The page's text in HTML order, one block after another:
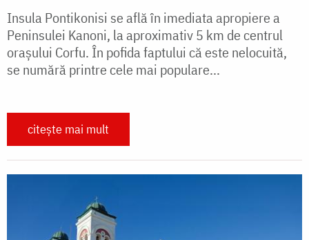
Insula Pontikonisi se află în imediata apropiere a
Peninsulei Kanoni, la aproximativ 5 km de centrul
oraşului Corfu. În pofida faptului că este nelocuită,
se numără printre cele mai populare...
citește mai mult